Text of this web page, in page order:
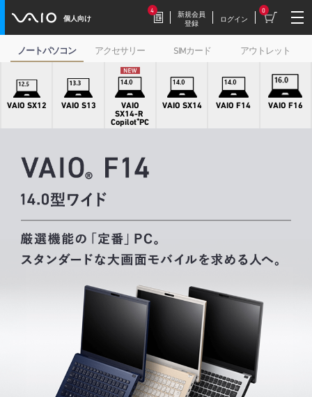
個人向け
4
豪華特典付き！
特別価格の【VAIO F16 (VJF1618)】169,800円
2026.7.9
が登場。
2026.7.9
今週だけの特別価格！VAIOストア WEEKLY
SALE
2026.6.18
【期間限定】アウトレットセー
ル！
新規会員
登録
ログイン
0
ノートパソコン アクセサリー SIMカード アウトレット
VAIO SX12 VAIO S13
VAIO
SX14-R
VAIO SX14 VAIO F14 VAIO F16